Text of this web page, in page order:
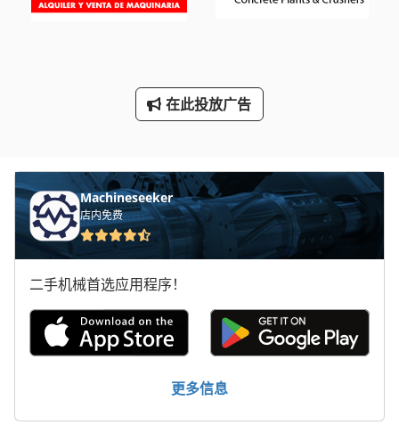
手枪
在此投放广告
Machineseeker
店内免费
二手机械首选应用程序！
更多信息